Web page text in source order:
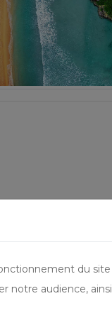
du site
notre audience, ainsi